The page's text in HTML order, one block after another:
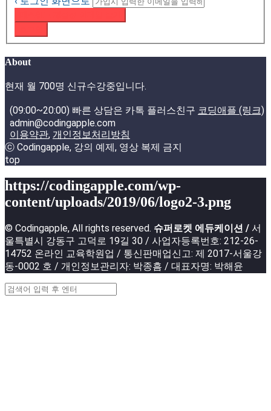
About
현재 월 700명 신규수강중입니다.
(09:00~20:00) 빠른 상담은 카톡 플러스친구 코딩애플 (링크)
admin@codingapple.com
이용약관, 개인정보처리방침
ⓒ Codingapple, 강의 예제, 영상 복제 금지
top
https://codingapple.com/wp-
content/uploads/2019/06/logo2-3.png
© Codingapple, All rights reserved. 슈퍼로켓 에듀케이션 / 서
울특별시 강동구 고덕로 19길 30 / 사업자등록번호: 212-26-
14752 온라인 교육학원업 / 통신판매업신고: 제 2017-서울강
동-0002 호 / 개인정보관리자: 박종흠 / 대표자명: 박해윤